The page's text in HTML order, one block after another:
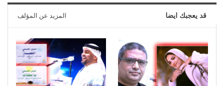
قد يعجبك ايضا المزيد عن المؤلف